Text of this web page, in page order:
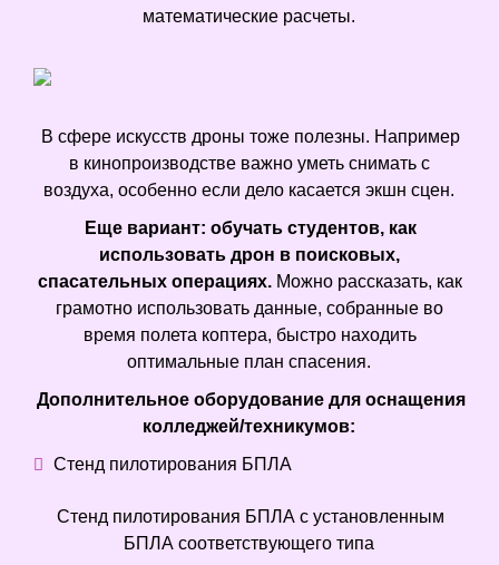
математические расчеты.
В сфере искусств дроны тоже полезны. Например
в кинопроизводстве важно уметь снимать с
воздуха, особенно если дело касается экшн сцен.
Еще вариант: обучать студентов, как
использовать дрон в поисковых,
спасательных операциях.Можно рассказать, как
грамотно использовать данные, собранные во
время полета коптера, быстро находить
оптимальные план спасения.
Дополнительное оборудование для оснащения
колледжей/техникумов:
Стенд пилотирования БПЛА
Стенд пилотирования БПЛА с установленным
БПЛА соответствующего типа